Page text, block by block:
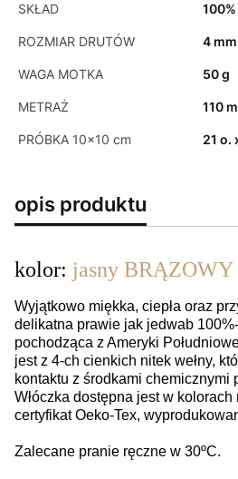
SKŁAD
ROZMIAR DRUTÓW 4 mm
WAGA MOTKA 50 g
METRAŻ 110 m
PRÓBKA 10x10 cm 21 o.
opis produktu
kolor: jasny BRĄZOWY
Wyjątkowo miękka, ciepła oraz
delikatna prawie jak jedwab
pochodząca z Ameryki
jest z 4-ch cienkich nitek wełny,
kontaktu z środkami chemicznymi
Włóczka dostępna jest w
certyfikat Oeko-Tex,
Zalecane pranie ręczne w 30ºC.